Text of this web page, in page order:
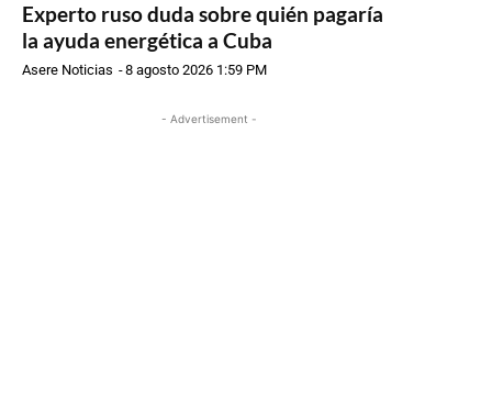
Experto ruso duda sobre quién pagaría
la ayuda energética a Cuba
Asere Noticias -8 agosto 2026 1:59 PM
- Advertisement -